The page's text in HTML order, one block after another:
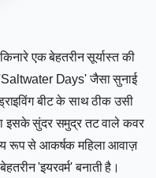
एक बेहतरीन सूर्यास्त की
Days' जैसा सुनाई
बीट के साथ ठीक उसी
इसके सुंदर समुद्र तट वाले कवर
रूप से आकर्षक महिला आवाज़
'इयरवर्म' बनाती है।